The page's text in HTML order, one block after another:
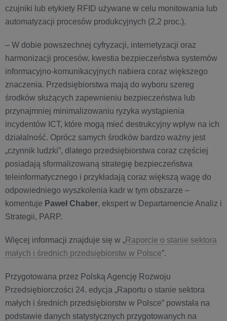
czujniki lub etykiety RFID używane w celu monitowania lub
automatyzacji procesów produkcyjnych (2,2 proc.).
– W dobie powszechnej cyfryzacji, internetyzacji oraz
harmonizacji procesów, kwestia bezpieczeństwa systemów
informacyjno-komunikacyjnych nabiera coraz większego
znaczenia. Przedsiębiorstwa mają do wyboru szereg
środków służących zapewnieniu bezpieczeństwa lub
przynajmniej minimalizowaniu ryzyka wystąpienia
incydentów ICT, które mogą mieć destrukcyjny wpływ na ich
działalność. Oprócz samych środków bardzo ważny jest
„czynnik ludzki”, dlatego przedsiębiorstwa coraz częściej
posiadają sformalizowaną strategię bezpieczeństwa
teleinformatycznego i przykładają coraz większą wagę do
odpowiedniego wyszkolenia kadr w tym obszarze –
komentuje Paweł Chaber, ekspert w Departamencie Analiz i
Strategii, PARP.
Więcej informacji znajduje się w „Raporcie o stanie sektora
małych i średnich przedsiębiorstw w Polsce”.
Przygotowana przez Polską Agencję Rozwoju
Przedsiębiorczości 24. edycja „Raportu o stanie sektora
małych i średnich przedsiębiorstw w Polsce” powstała na
podstawie danych statystycznych przygotowanych na